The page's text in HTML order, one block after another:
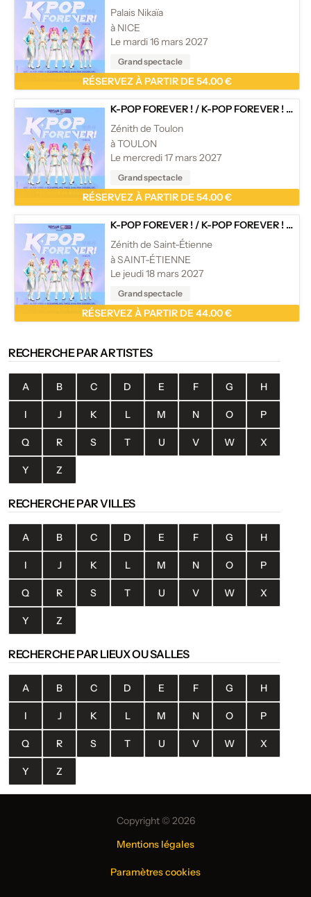
Palais Nikaïa
à NICE
Le mardi 16 mars 2027
Grand spectacle
RÉSERVEZ À PARTIR DE 54.00 €
K-POP FOREVER ! /K-POP FOREVER ! - TOURNÉE
Zénith de Toulon
à TOULON
Le mercredi 17 mars 2027
Grand spectacle
RÉSERVEZ À PARTIR DE 54.00 €
K-POP FOREVER ! /K-POP FOREVER ! - TOURNÉE
Zénith de Saint-Étienne
à SAINT-ÉTIENNE
Le jeudi 18 mars 2027
Grand spectacle
RÉSERVEZ À PARTIR DE 44.00 €
RECHERCHE PAR ARTISTES
A B C D E F G H
I J K L M N O P
Q R S T U V W X
Y Z
RECHERCHE PAR VILLES
A B C D E F G H
I J K L M N O P
Q R S T U V W X
Y Z
RECHERCHE PAR LIEUX OU SALLES
A B C D E F G H
I J K L M N O P
Q R S T U V W X
Y Z
Copyright © 2026
Mentions légales
Paramètres cookies